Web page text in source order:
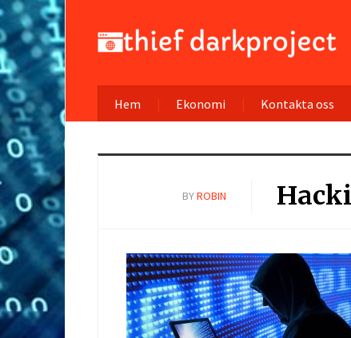
Hem Ekonomi Kontakta oss
BYROBIN